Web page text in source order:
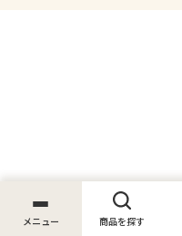
メニュー 商品を探す